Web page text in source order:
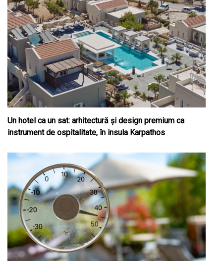
Un hotel ca un sat: arhitectură și design premium ca
instrument de ospitalitate, în insula Karpathos